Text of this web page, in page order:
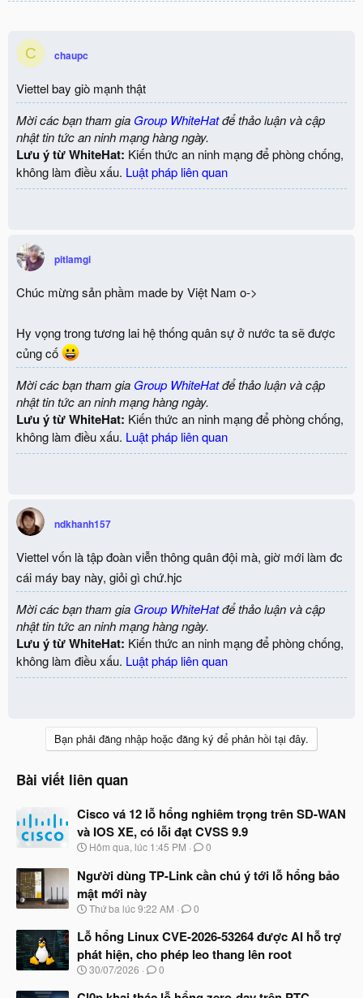
C chaupc
Viettel bay giò mạnh thật
Mời các bạn tham gia Group WhiteHatđể thảo luận và cập
nhật tin tức an ninh mạng hàng ngày.
Lưu ý từ WhiteHat: Kiến thức an ninh mạng để phòng chống,
không làm điều xấu. Luật pháp liên quan
pitlamgi
Chúc mừng sản phầm made by Việt Nam o->
Hy vọng trong tương lai hệ thống quân sự ở nước ta sẽ được
củng cố
Mời các bạn tham gia Group WhiteHatđể thảo luận và cập
nhật tin tức an ninh mạng hàng ngày.
Lưu ý từ WhiteHat: Kiến thức an ninh mạng để phòng chống,
không làm điều xấu. Luật pháp liên quan
ndkhanh157
Viettel vốn là tập đoàn viễn thông quân đội mà, giờ mới làm đc
cái máy bay này, giỏi gì chứ.hjc
Mời các bạn tham gia Group WhiteHatđể thảo luận và cập
nhật tin tức an ninh mạng hàng ngày.
Lưu ý từ WhiteHat: Kiến thức an ninh mạng để phòng chống,
không làm điều xấu. Luật pháp liên quan
Bạn phải đăng nhập hoặc đăng ký để phản hồi tại đây.
Bài viết liên quan
Cisco vá 12 lỗ hổng nghiêm trọng trên SD-WAN
và IOS XE, có lỗi đạt CVSS 9.9
N
à
y
b
ắ
đ
ầ
u
Hôm qua, lúc 1:45 PM 0
Người dùng TP-Link cần chú ý tới lỗ hổng bảo
mật mới này
N
à
b
ắ
Thứ ba lúc 9:22 AM 0
Lỗ hổng Linux CVE-2026-53264 được AI hỗ trợ
phát hiện, cho phép leo thang lên root
N
à
30/07/2026 0